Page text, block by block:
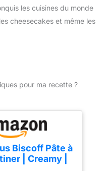
les cuisines du monde
cheesecakes et même les
pour ma recette ?
Biscoff Pâte à
| Creamy |